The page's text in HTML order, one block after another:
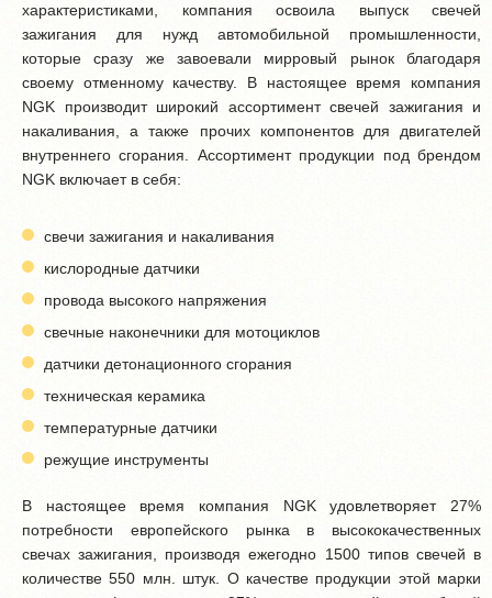
характеристиками, компания освоила выпуск свечей
зажигания для нужд автомобильной промышленности,
которые сразу же завоевали мирровый рынок благодаря
своему отменному качеству. В настоящее время компания
NGK производит широкий ассортимент свечей зажигания и
накаливания, а также прочих компонентов для двигателей
внутреннего сгорания. Ассортимент продукции под брендом
NGK включает в себя:
свечи зажигания и накаливания
кислородные датчики
провода высокого напряжения
свечные наконечники для мотоциклов
датчики детонационного сгорания
техническая керамика
температурные датчики
режущие инструменты
В настоящее время компания NGK удовлетворяет 27%
потребности европейского рынка в высококачественных
свечах зажигания, производя ежегодно 1500 типов свечей в
количестве 550 млн. штук. О качестве продукции этой марки